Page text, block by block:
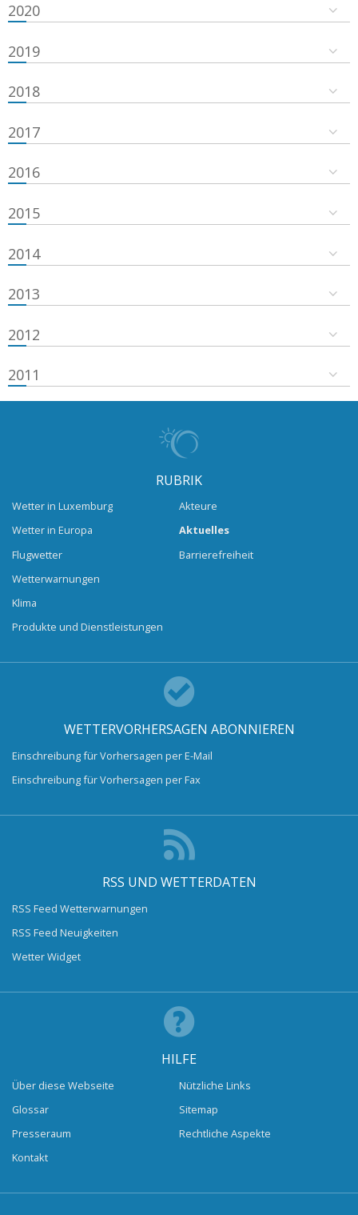
2020
2019
2018
2017
2016
2015
2014
2013
2012
2011
RUBRIK
Wetter in Luxemburg
Wetter in Europa
Flugwetter
Wetterwarnungen
Klima
Produkte und Dienstleistungen
Akteure
Aktuelles
Barrierefreiheit
WETTERVORHERSAGEN ABONNIEREN
Einschreibung für Vorhersagen per E-Mail
Einschreibung für Vorhersagen per Fax
RSS UND WETTERDATEN
RSS Feed Wetterwarnungen
RSS Feed Neuigkeiten
Wetter Widget
HILFE
Über diese Webseite
Glossar
Presseraum
Kontakt
Nützliche Links
Sitemap
Rechtliche Aspekte